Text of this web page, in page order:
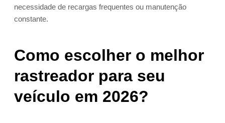
necessidade de recargas frequentes ou manutenção
constante.
Como escolher o melhor
rastreador para seu
veículo em 2026?